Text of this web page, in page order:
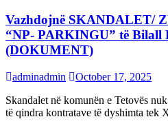
Vazhdojnë SKANDALET/
“NP- PARKINGU” të Bilall
(DOKUMENT)
adminadmin
October 17, 2025
Skandalet në komunën e Tetovës
të qindra kontratave të dyshimta tek